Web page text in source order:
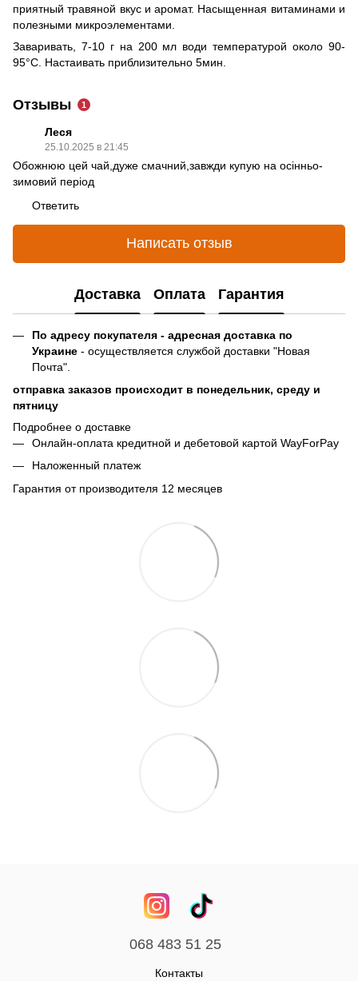
приятный травяной вкус и аромат. Насыщенная витаминами и
полезными микроэлементами.
Заваривать, 7-10 г на 200 мл води температурой около 90-
95°С. Настаивать приблизительно 5мин.
Отзывы 1
Леся
25.10.2025 в 21:45
Обожнюю цей чай,дуже смачний,завжди купую на осінньо-
зимовий період
Ответить
Написать отзыв
Доставка Оплата Гарантия
По адресу покупателя - адресная доставка по
Украине - осуществляется службой доставки "Новая
Почта".
отправка заказов происходит в понедельник, среду и
пятницу
Подробнее о доставке
Онлайн-оплата кредитной и дебетовой картой WayForPay
Наложенный платеж
Гарантия от производителя 12 месяцев
068 483 51 25
Контакты